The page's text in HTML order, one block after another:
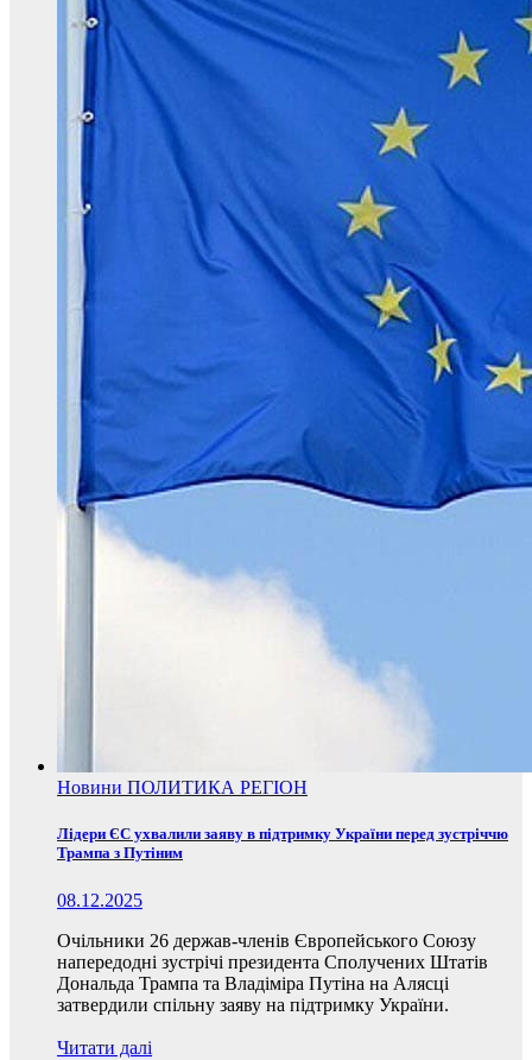
Новини ПОЛИТИКА РЕГІОН
Лідери ЄС ухвалили заяву в підтримку України перед зустріччю
Трампа з Путіним
08.12.2025
Очільники 26 держав-членів Європейського Союзу
напередодні зустрічі президента Сполучених Штатів
Дональда Трампа та Владіміра Путіна на Алясці
затвердили спільну заяву на підтримку України.
Читати далі